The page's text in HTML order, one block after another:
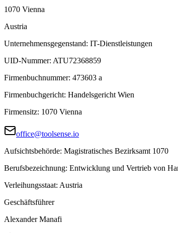
1070 Vienna
Austria
Unternehmensgegenstand: IT-Dienstleistungen
UID-Nummer: ATU72368859
Firmenbuchnummer: 473603 a
Firmenbuchgericht: Handelsgericht Wien
Firmensitz: 1070 Vienna
office@toolsense.io
Aufsichtsbehörde: Magistratisches Bezirksamt 1070
Berufsbezeichnung: Entwicklung und Vertrieb von
Verleihungsstaat: Austria
Geschäftsführer
Alexander Manafi